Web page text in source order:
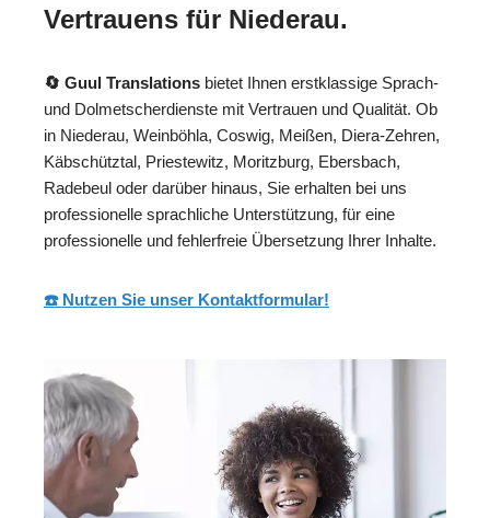
Vertrauens für Niederau.
🔄 Guul Translations bietet Ihnen erstklassige Sprach-
und Dolmetscherdienste mit Vertrauen und Qualität. Ob
in Niederau, Weinböhla, Coswig, Meißen, Diera-Zehren,
Käbschütztal, Priestewitz, Moritzburg, Ebersbach,
Radebeul oder darüber hinaus, Sie erhalten bei uns
professionelle sprachliche Unterstützung, für eine
professionelle und fehlerfreie Übersetzung Ihrer Inhalte.
☎️ Nutzen Sie unser Kontaktformular!